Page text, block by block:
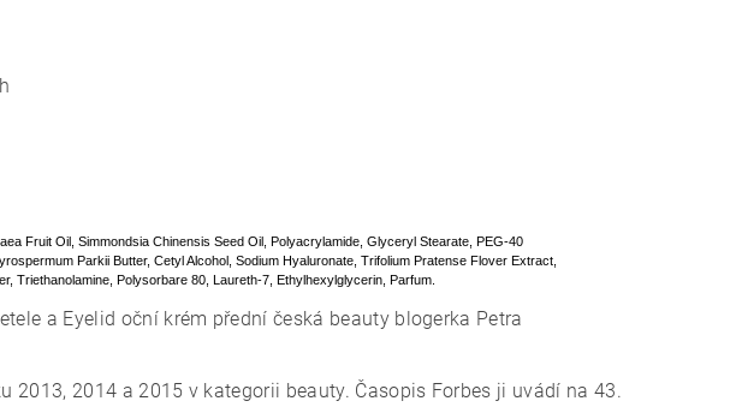
Fruit Oil, Simmondsia Chinensis Seed Oil, Polyacrylamide, Glyceryl Stearate, PEG-40
Parkii Butter, Cetyl Alcohol, Sodium Hyaluronate, Trifolium Pratense Flover Extract,
Triethanolamine, Polysorbare 80, Laureth-7, Ethylhexylglycerin, Parfum.
a Eyelid oční krém přední česká beauty blogerka Petra
2013, 2014 a 2015 v kategorii beauty. Časopis Forbes ji uvádí na 43.